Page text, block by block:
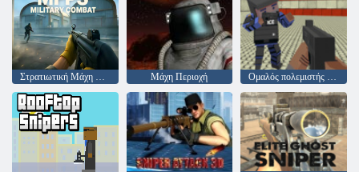
Στρατιωτική Μάχη MFPS Μάχη Περιοχή Ομαλός πολεμιστής του γκάνγκστερ